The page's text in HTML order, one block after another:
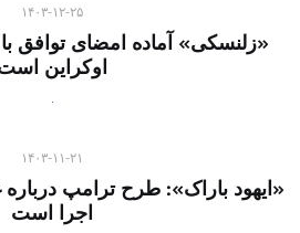
۱۴۰۳-۱۲-۲۵
«زلنسکی» آماده امضای توافق
اوکراین
۱۴۰۳-۱۱-۲۱
«ایهود باراک»: طرح ترامپ
اجرا است